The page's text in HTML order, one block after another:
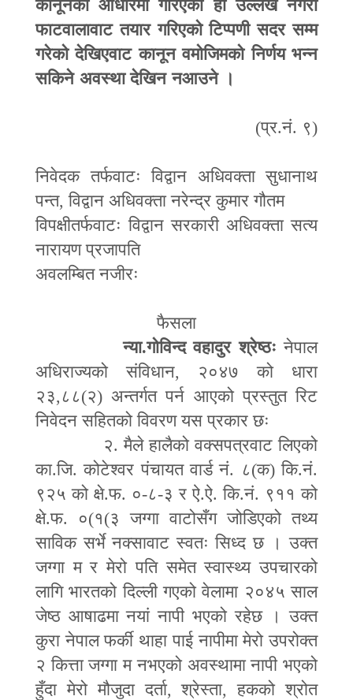
कानूनको आधारमा गरिएको हो उल्लेख नगरी
फाटवालावाट तयार गरिएको टिप्पणी सदर सम्म
गरेको देखिएवाट कानून वमोजिमको निर्णय भन्न
सकिने अवस्था देखिन नआउने ।
(प्र.नं. ९)
निवेदक तर्फवाटः विद्वान अधिवक्ता सुधानाथ
पन्त,विद्वान अधिवक्ता नरेन्द्र कुमार गौतम
विपक्षीतर्फवाटः विद्वान सरकारी अधिवक्ता सत्य
नारायण प्रजापति
अवलम्बित नजीरः
फैसला
न्या.गोविन्द वहादुर श्रेष्ठःनेपाल
अधिराज्यको संविधान, २०४७ को धारा
२३, ८८(२) अन्तर्गत पर्न आएको प्रस्तुत रिट
निवेदन सहितको विवरण यस प्रकार छः
२. मैले हालैको वक्सपत्रवाट लिएको
का.जि. कोटेश्वर पंचायत वार्ड नं. ८(क) कि.नं.
९२५ को क्षे.फ. ०-८-३ र ऐ.ऐ. कि.नं. ९११ को
क्षे.फ. ०(१(३ जग्गा वाटोसँग जोडिएको तथ्य
साविक सर्भे नक्सावाट स्वतः सिध्द छ । उक्त
जग्गा म र मेरो पति समेत स्वास्थ्य उपचारको
लागि भारतको दिल्ली गएको वेलामा २०४५ साल
जेष्ठ आषाढमा नयां नापी भएको रहेछ । उक्त
कुरा नेपाल फर्की थाहा पाई नापीमा मेरो उपरोक्त
२ कित्ता जग्गा म नभएको अवस्थामा नापी भएको
हुँदा मेरो मौजुदा दर्ता,श्रेस्ता,हकको श्रोत